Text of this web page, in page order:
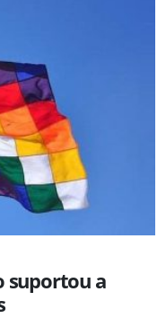
suportou a